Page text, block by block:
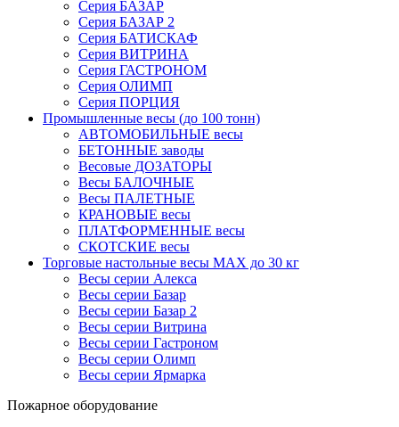
Серия БАЗАР
Серия БАЗАР 2
Серия БАТИСКАФ
Серия ВИТРИНА
Серия ГАСТРОНОМ
Серия ОЛИМП
Серия ПОРЦИЯ
Промышленные весы (до 100 тонн)
АВТОМОБИЛЬНЫЕ весы
БЕТОННЫЕ заводы
Весовые ДОЗАТОРЫ
Весы БАЛОЧНЫЕ
Весы ПАЛЕТНЫЕ
КРАНОВЫЕ весы
ПЛАТФОРМЕННЫЕ весы
СКОТСКИЕ весы
Торговые настольные весы MAX до 30 кг
Весы серии Алекса
Весы серии Базар
Весы серии Базар 2
Весы серии Витрина
Весы серии Гастроном
Весы серии Олимп
Весы серии Ярмарка
Пожарное оборудование